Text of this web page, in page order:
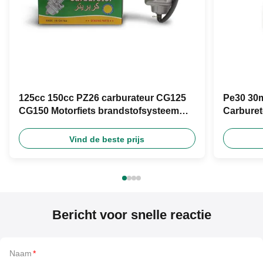
125cc 150cc PZ26 carburateur CG125
CG150 Motorfiets brandstofsysteem
Vind de beste prijs
Pe30
Bericht voor snelle reactie
Naam*